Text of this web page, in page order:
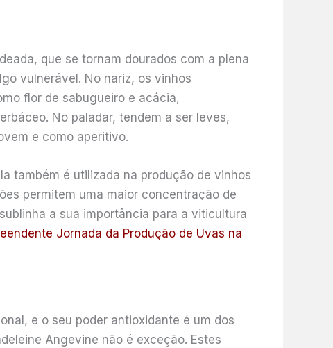
que se tornam dourados com a plena
vulnerável. No nariz, os vinhos
flor de sabugueiro e acácia,
No paladar, tendem a ser leves,
e como aperitivo.
também é utilizada na produção de vinhos
permitem uma maior concentração de
a sua importância para a viticultura
Jornada da Produção de Uvas na
e o seu poder antioxidante é um dos
Angevine não é exceção. Estes